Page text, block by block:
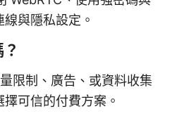
與隱私設定。
限制、廣告、或資料收集
可信的付費方案。